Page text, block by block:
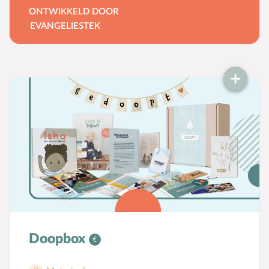
Heilige Geest. Met het beeld van een spons,
waarin we vertellen wat er gebeurt als de
Geest van God in je leven komt. De
pinksterset bestaat uit een uitdeelplaat met
een emmertje, die je eenvoudig uit de plaat
kunt duwen, en een spons. Na het vouwen
van de emmer maak je hem met de
splitpennen aan het hengsel vast. Aan de
binnenzijde van de emmer staat het
pinksterverhaal geschreven. Het emmertje
is vervolgens te vullen met water en samen
met de bijgeleverde spons ervaren de
kinderen het beeld van het verhaal en is
ONTWIKKELD DOOR
EVANGELIESTEK
Doopbox